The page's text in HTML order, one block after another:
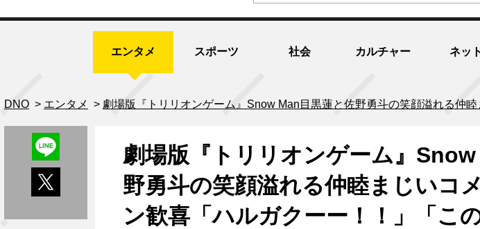
エンタメ スポーツ 社会 カルチャー ネット
DNO > エンタメ > 劇場版『トリリオンゲーム』Snow Man目黒蓮と佐野勇斗の笑顔溢れる仲
劇場版『トリリオンゲーム』
野勇斗の笑顔溢れる仲睦まじいコ
ン歓喜「ハルガクーー！！」「こ